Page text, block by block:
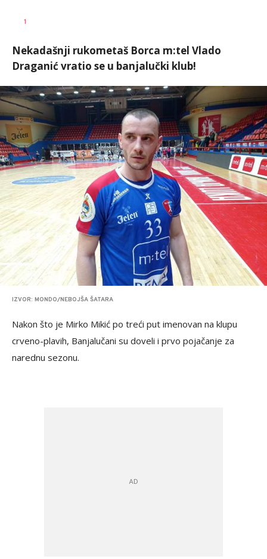
AUTOR
1
Nekadašnji rukometaš Borca m:tel Vlado
Draganić vratio se u banjalučki klub!
IZVOR: MONDO/NEBOJŠA ŠATARA
Nakon što je Mirko Mikić po treći put imenovan na klupu
crveno-plavih, Banjalučani su doveli i prvo pojačanje za
narednu sezonu.